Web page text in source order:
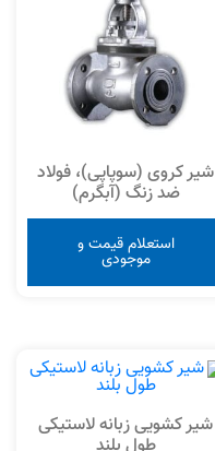
شیر کروی (سوپاپی)، فولاد
ضد زنگ (آبگرم)
استعلام قیمت و
موجودی
شیر کشویی زبانه لاستیکی